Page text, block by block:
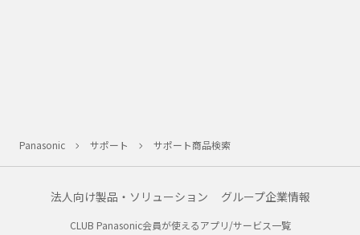
Panasonic サポート サポート商品検索
法人向け製品・ソリューション グループ企業情報
CLUB Panasonic会員が使えるアプリ/サービス一覧